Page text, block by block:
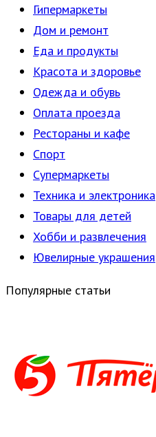
Гипермаркеты
Дом и ремонт
Еда и продукты
Красота и здоровье
Одежда и обувь
Оплата проезда
Рестораны и кафе
Спорт
Супермаркеты
Техника и электроника
Товары для детей
Хобби и развлечения
Ювелирные украшения
Популярные статьи